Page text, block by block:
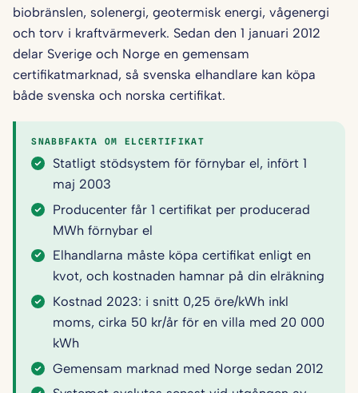
biobränslen, solenergi, geotermisk energi, vågenergi
och torv i kraftvärmeverk. Sedan den 1 januari 2012
delar Sverige och Norge en gemensam
certifikatmarknad, så svenska elhandlare kan köpa
både svenska och norska certifikat.
SNABBFAKTA OM ELCERTIFIKAT
Statligt stödsystem för förnybar el, infört 1
maj 2003
Producenter får 1 certifikat per producerad
MWh förnybar el
Elhandlarna måste köpa certifikat enligt en
kvot, och kostnaden hamnar på din elräkning
Kostnad 2023: i snitt 0,25 öre/kWh inkl
moms, cirka 50 kr/år för en villa med 20 000
kWh
Gemensam marknad med Norge sedan 2012